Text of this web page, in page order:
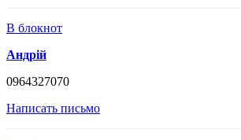
В блокнот
Андрій
0964327070
Написать письмо